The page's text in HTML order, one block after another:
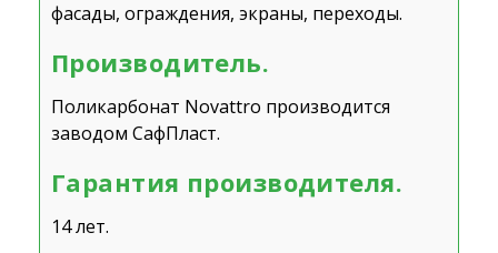
фасады, ограждения, экраны, переходы.
Производитель.
Поликарбонат Novattro производится
заводом СафПласт.
Гарантия производителя.
14 лет.